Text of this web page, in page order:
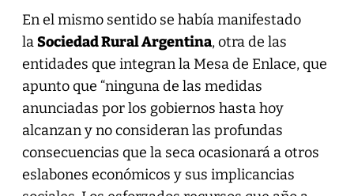
En el mismo sentido se había manifestado
laSociedad Rural Argentina, otra de las
entidades que integran la Mesa de Enlace, que
apunto que “ninguna de las medidas
anunciadas por los gobiernos hasta hoy
alcanzan y no consideran las profundas
consecuencias que la seca ocasionará a otros
eslabones económicos y sus implicancias